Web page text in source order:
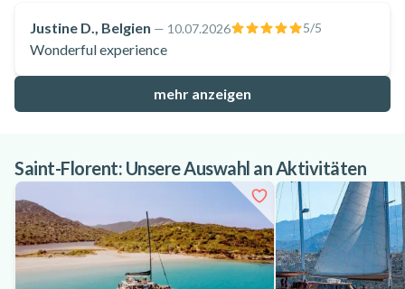
Justine D., Belgien — 10.07.2026 5/5
Wonderful experience
mehr anzeigen
Saint-Florent: Unsere Auswahl an Aktivitäten